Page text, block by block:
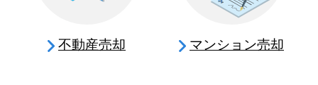
不動産売却 マンション売却